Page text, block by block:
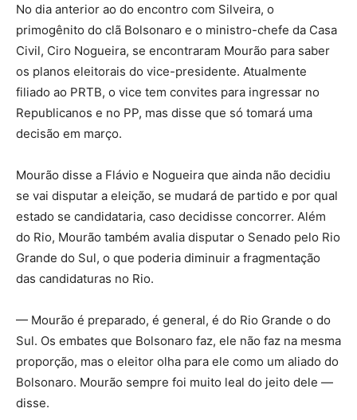
No dia anterior ao do encontro com Silveira, o
primogênito do clã Bolsonaro e o ministro-chefe da Casa
Civil, Ciro Nogueira, se encontraram Mourão para saber
os planos eleitorais do vice-presidente. Atualmente
filiado ao PRTB, o vice tem convites para ingressar no
Republicanos e no PP, mas disse que só tomará uma
decisão em março.
Mourão disse a Flávio e Nogueira que ainda não decidiu
se vai disputar a eleição, se mudará de partido e por qual
estado se candidataria, caso decidisse concorrer. Além
do Rio, Mourão também avalia disputar o Senado pelo Rio
Grande do Sul, o que poderia diminuir a fragmentação
das candidaturas no Rio.
— Mourão é preparado, é general, é do Rio Grande o do
Sul. Os embates que Bolsonaro faz, ele não faz na mesma
proporção, mas o eleitor olha para ele como um aliado do
Bolsonaro. Mourão sempre foi muito leal do jeito dele —
disse.